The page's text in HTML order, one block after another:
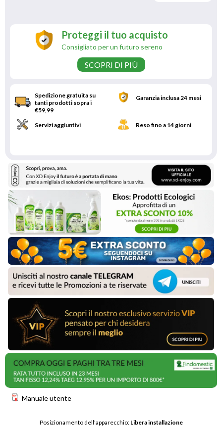
Proteggi il tuo acquisto
Consigliato per un futuro sereno
SCOPRI DI PIÙ
Spedizione gratuita su
tanti prodotti sopra i
€59,99
Garanzia inclusa 24 mesi
Servizi aggiuntivi Reso fino a 14 giorni
Manuale utente
Posizionamento dell'apparecchio: Libera installazione